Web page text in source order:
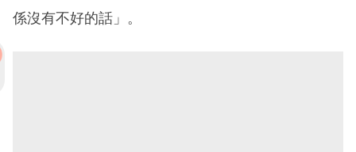
係沒有不好的話」。